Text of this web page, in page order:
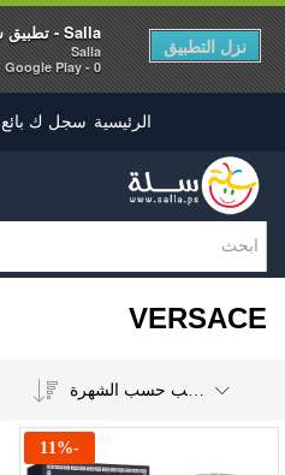
Salla - تطبيق سلة
Salla
0 - In Google Play
نزل التطبيق
الرئيسية سجل ك بائع
VERSACE
ترتيب حسب الشهرة
-
11%